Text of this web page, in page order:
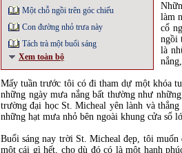
Một chỗ ngồi trên góc chiếu
Con đường nhỏ trưa này
Tách trà một buổi sáng
Xem toàn bộ
làm
cổ
ngồi
là
Mấy tuần trước tôi có đi tham dự một khóa
những ngày mưa nắng bất thường như
trường đại học St. Micheal yên lành và
những hạt mưa nhỏ bên ngoài khung cửa sổ
Buổi sáng nay trời St. Micheal đẹp, tôi
một cái gì hết, cho dù đó có là một hạnh